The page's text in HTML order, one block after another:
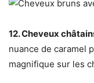
12. Cheveux
nuance de caramel
magnifique sur les